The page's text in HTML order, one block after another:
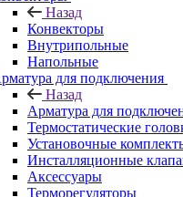
Назад
Конвекторы
Внутрипольные
Напольные
для подключения
Назад
Арматура для
Термостатические
Установочные
Инсталляционные
Аксессуары
Терморегуляторы